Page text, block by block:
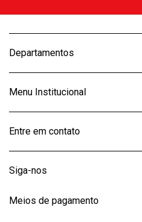
Departamentos
Menu Institucional
Entre em contato
Siga-nos
Meios de pagamento